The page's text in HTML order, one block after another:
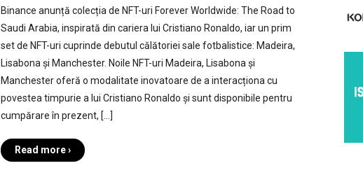
Binance anunță colecția de NFT-uri Forever Worldwide: The Road to
Saudi Arabia, inspirată din cariera lui Cristiano Ronaldo, iar un prim
set de NFT-uri cuprinde debutul călătoriei sale fotbalistice: Madeira,
Lisabona și Manchester. Noile NFT-uri Madeira, Lisabona și
Manchester oferă o modalitate inovatoare de a interacționa cu
povestea timpurie a lui Cristiano Ronaldo și sunt disponibile pentru
cumpărare în prezent, […]
Read more ›